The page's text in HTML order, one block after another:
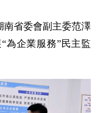
南省委會副主委范澤
為企業服務”民主監